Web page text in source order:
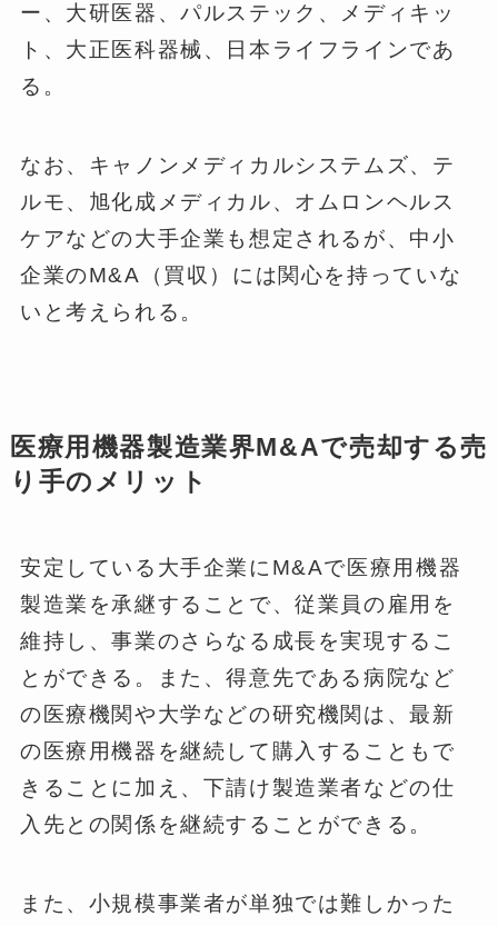
ー、大研医器、パルステック、メディキッ
ト、大正医科器械、日本ライフラインであ
る。
なお、キャノンメディカルシステムズ、テ
ルモ、旭化成メディカル、オムロンヘルス
ケアなどの大手企業も想定されるが、中小
企業のM&A（買収）には関心を持っていな
いと考えられる。
医療用機器製造業界M&Aで売却する売
り手のメリット
安定している大手企業にM&Aで医療用機器
製造業を承継することで、従業員の雇用を
維持し、事業のさらなる成長を実現するこ
とができる。また、得意先である病院など
の医療機関や大学などの研究機関は、最新
の医療用機器を継続して購入することもで
きることに加え、下請け製造業者などの仕
入先との関係を継続することができる。
また、小規模事業者が単独では難しかった